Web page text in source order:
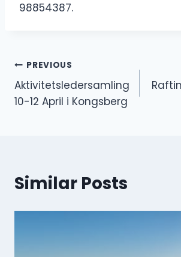
98854387.
Innleggsnavigasjon
PREVIOUS
Aktivitetsledersamling
10-12 April i Kongsberg
Similar Posts